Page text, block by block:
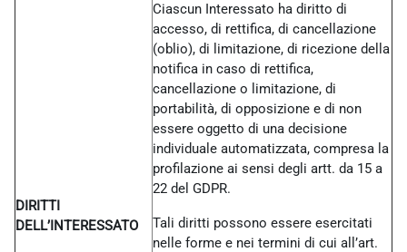
DIRITTI
DELL’INTERESSATO
Ciascun Interessato ha diritto di
accesso, di rettifica, di cancellazione
(oblio), di limitazione, di ricezione della
notifica in caso di rettifica,
cancellazione o limitazione, di
portabilità, di opposizione e di non
essere oggetto di una decisione
individuale automatizzata, compresa la
profilazione ai sensi degli artt. da 15 a
22 del GDPR.
Tali diritti possono essere esercitati
nelle forme e nei termini di cui all’art.